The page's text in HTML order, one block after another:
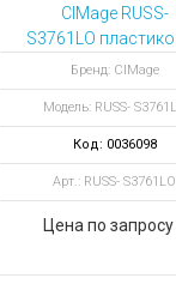
Запасные
части
Терминалы
оплаты
Архивные
Аккумуляторы для
Зарядные устройства
Архивные товары
CIMage RUSS-
S3761LO
карта с
полосой
Бренд: CIMage
Модель: RUSS-
Код: 0036098
Арт.: RUSS- S3761LO
Цена по запросу